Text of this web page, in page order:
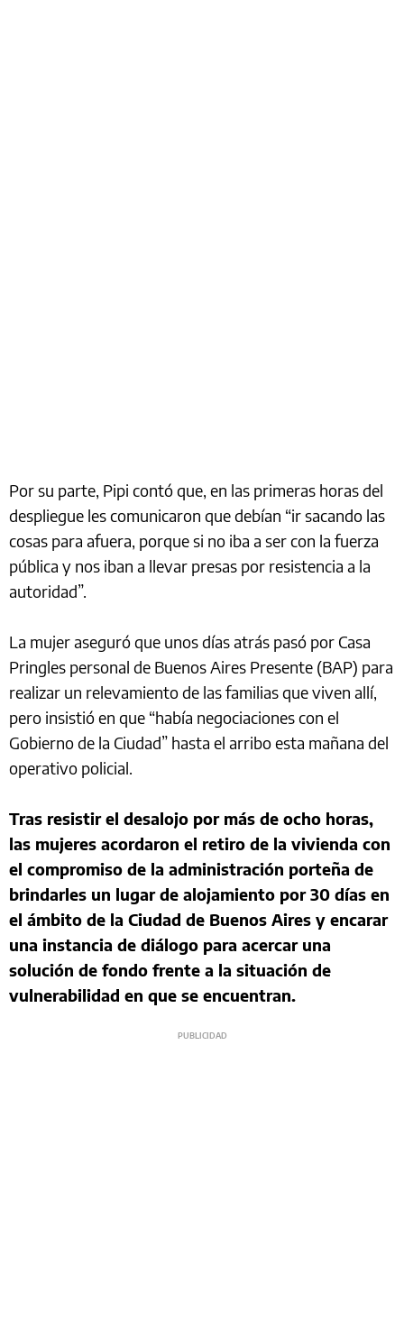
Por su parte, Pipi contó que, en las primeras horas del
despliegue les comunicaron que debían “ir sacando las
cosas para afuera, porque si no iba a ser con la fuerza
pública y nos iban a llevar presas por resistencia a la
autoridad”.
La mujer aseguró que unos días atrás pasó por Casa
Pringles personal de Buenos Aires Presente (BAP) para
realizar un relevamiento de las familias que viven allí,
pero insistió en que “había negociaciones con el
Gobierno de la Ciudad” hasta el arribo esta mañana del
operativo policial.
Tras resistir el desalojo por más de ocho horas,
las mujeres acordaron el retiro de la vivienda con
el compromiso de la administración porteña de
brindarles un lugar de alojamiento por 30 días en
el ámbito de la Ciudad de Buenos Aires y encarar
una instancia de diálogo para acercar una
solución de fondo frente a la situación de
vulnerabilidad en que se encuentran.